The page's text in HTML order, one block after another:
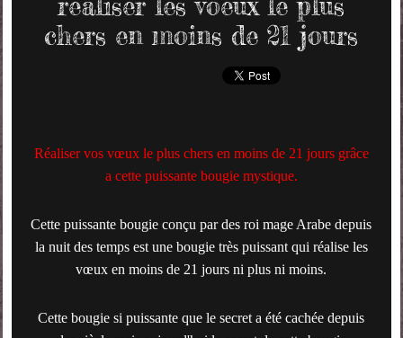
chers en moins de 21 jours
Réaliser vos vœux le plus chers en moins de 21 jours grâce
a cette puissante bougie mystique.
Cette puissante bougie conçu par des roi mage Arabe depuis
la nuit des temps est une bougie très puissant qui réalise les
vœux en moins de 21 jours ni plus ni moins.
Cette bougie si puissante que le secret a été cachée depuis